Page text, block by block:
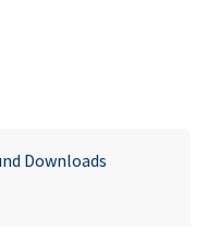
Downloads